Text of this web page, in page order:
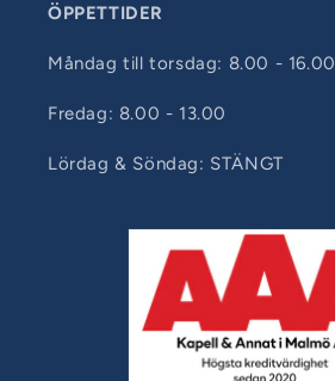
ÖPPETTIDER
Måndag till torsdag: 8.00 - 16.00
Fredag: 8.00 - 13.00
Lördag & Söndag: STÄNGT